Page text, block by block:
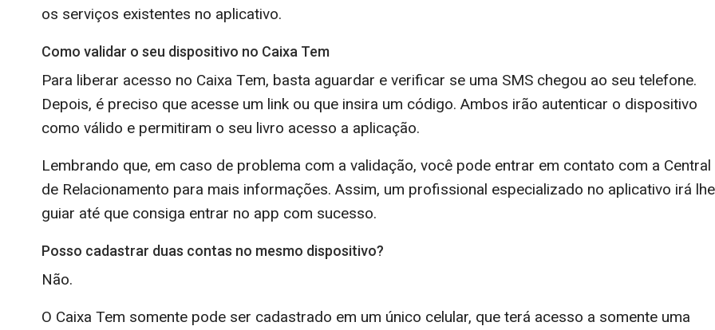
os serviços existentes no aplicativo.
Como validar o seu dispositivo no Caixa Tem
Para liberar acesso no Caixa Tem, basta aguardar e verificar se uma SMS chegou ao seu telefone.
Depois, é preciso que acesse um link ou que insira um código. Ambos irão autenticar o dispositivo
como válido e permitiram o seu livro acesso a aplicação.
Lembrando que, em caso de problema com a validação, você pode entrar em contato com a Central
de Relacionamento para mais informações. Assim, um profissional especializado no aplicativo irá lhe
guiar até que consiga entrar no app com sucesso.
Posso cadastrar duas contas no mesmo dispositivo?
Não.
O Caixa Tem somente pode ser cadastrado em um único celular, que terá acesso a somente uma